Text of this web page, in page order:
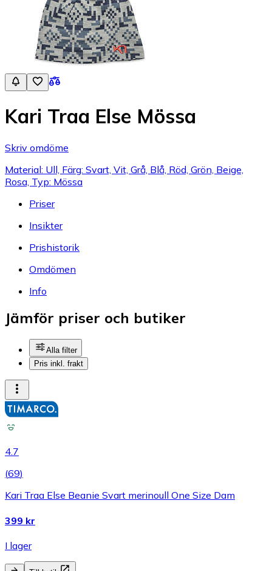
Kari Traa Else Mössa
Skriv omdöme
Material: Ull, Färg: Svart, Vit, Grå, Blå, Röd, Grön, Beige,
Rosa, Typ: Mössa
Priser
Insikter
Prishistorik
Omdömen
Info
Jämför priser och butiker
Alla filter
Pris inkl. frakt
4.7
(69)
Kari Traa Else Beanie Svart merinoull One Size Dam
399 kr
I lager